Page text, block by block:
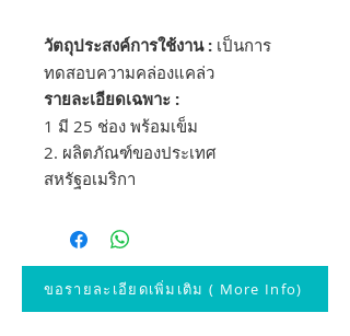
วัตถุประสงค์การใช้งาน : เป็นการ
ทดสอบความคล่องแคล่ว
รายละเอียดเฉพาะ :
1 มี 25 ช่อง พร้อมเข็ม
2. ผลิตภัณฑ์ของประเทศ
สหรัฐอเมริกา
ขอรายละเอียดเพิ่มเติม ( More Info)